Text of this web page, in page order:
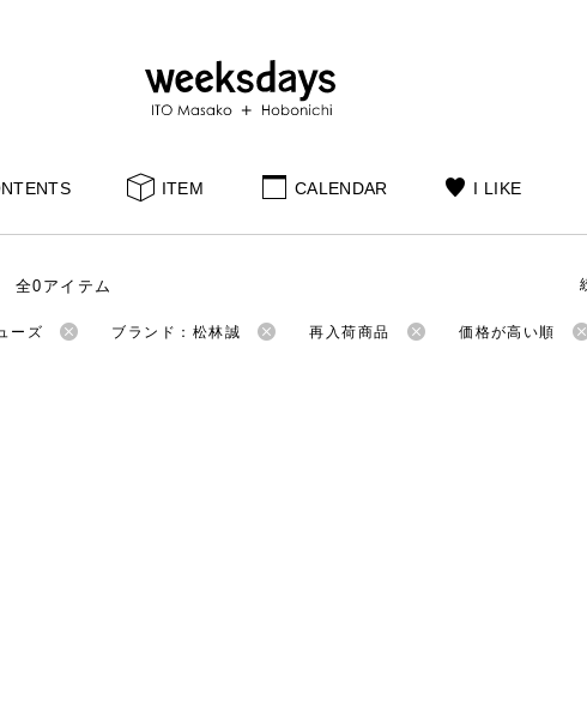
ITEM CALENDAR I LIKE
全0アイテム
ーズ ブランド：松林誠 再入荷商品 価格が高い順